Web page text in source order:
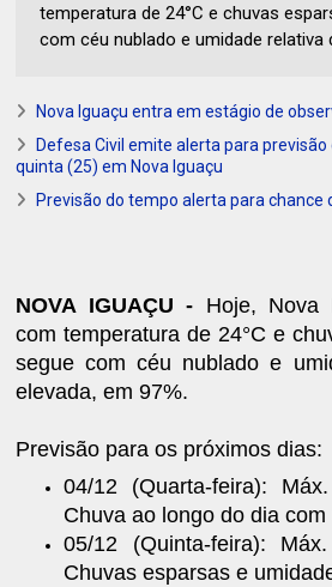
temperatura de 24°C e chuvas
com céu nublado e umidade relativa
Nova Iguaçu entra em estágio de
Defesa Civil emite alerta para
quinta (25) em Nova Iguaçu
Previsão do tempo alerta para chance
NOVA IGUAÇU - Hoje, Nova
com temperatura de 24°C e
segue com céu nublado e
elevada, em 97%.
Previsão para os próximos dias:
04/12 (Quarta-feira):
Chuva ao longo do dia
05/12 (Quinta-feira):
Chuvas esparsas e